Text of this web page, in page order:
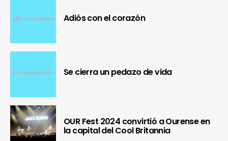
Adiós con el corazón
Se cierra un pedazo de vida
OUR Fest 2024 convirtió a Ourense en
la capital del Cool Britannia